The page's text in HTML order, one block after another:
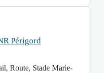
Périgord
Route, Stade Marie-